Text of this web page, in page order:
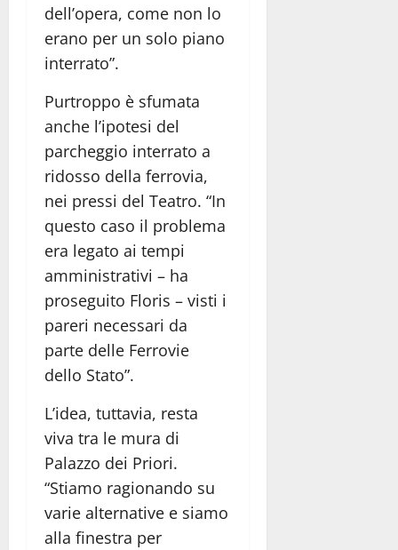
dell’opera, come non lo
erano per un solo piano
interrato”.
Purtroppo è sfumata
anche l’ipotesi del
parcheggio interrato a
ridosso della ferrovia,
nei pressi del Teatro. “In
questo caso il problema
era legato ai tempi
amministrativi – ha
proseguito Floris – visti i
pareri necessari da
parte delle Ferrovie
dello Stato”.
L’idea, tuttavia, resta
viva tra le mura di
Palazzo dei Priori.
“Stiamo ragionando su
varie alternative e siamo
alla finestra per